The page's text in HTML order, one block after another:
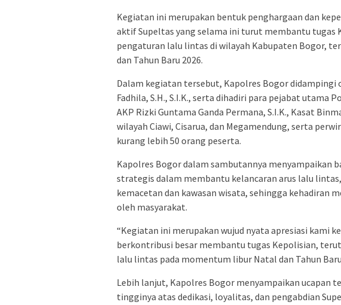
Kegiatan ini merupakan bentuk penghargaan dan
aktif Supeltas yang selama ini turut membantu tugas
pengaturan lalu lintas di wilayah Kabupaten Bogor,
dan Tahun Baru 2026.
Dalam kegiatan tersebut, Kapolres Bogor didampingi
Fadhila, S.H., S.I.K., serta dihadiri para pejabat utama
AKP Rizki Guntama Ganda Permana, S.I.K., Kasat
wilayah Ciawi, Cisarua, dan Megamendung, serta
kurang lebih 50 orang peserta.
Kapolres Bogor dalam sambutannya menyampaikan
strategis dalam membantu kelancaran arus lalu
kemacetan dan kawasan wisata, sehingga kehadiran
oleh masyarakat.
“Kegiatan ini merupakan wujud nyata apresiasi kami
berkontribusi besar membantu tugas Kepolisian,
lalu lintas pada momentum libur Natal dan Tahun
Lebih lanjut, Kapolres Bogor menyampaikan ucapan
tingginya atas dedikasi, loyalitas, dan pengabdian